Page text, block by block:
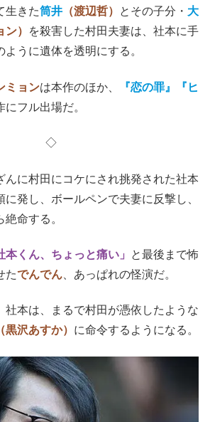
生きた筒井 （渡辺哲） とその子分・ 大
ン）
を殺害した村田夫妻は、社本に手
うに遺体を透明にする。
ミョンは本作のほか、
『恋の罪』『ヒ
にフル出場だ。
◇
んに村田にコケにされ挑発された社本
発し、ボールペンで夫妻に反撃し、
命する。
くん、ちょっと痛い」
と最後まで怖
たでんでん 、あっぱれの怪演だ。
社本は、まるで村田が憑依したような
（黒沢あすか） に命令するようになる。